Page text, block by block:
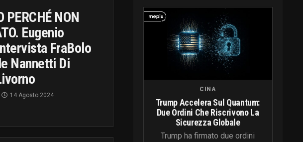
PERCHÉ NON
Eugenio
FraBolo
Nannetti Di
14 Agosto 2024
CINA
Trump Accelera Sul Quantum:
Due Ordini Che Riscrivono La
Sicurezza Globale
Trump ha firmato due ordini